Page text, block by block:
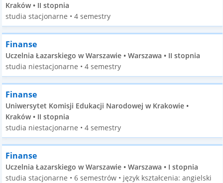
Kraków • II stopnia
studia stacjonarne • 4 semestry
Finanse
Uczelnia Łazarskiego w Warszawie • Warszawa • II stopnia
studia niestacjonarne • 4 semestry
Finanse
Uniwersytet Komisji Edukacji Narodowej w Krakowie •
Kraków • II stopnia
studia niestacjonarne • 4 semestry
Finanse
Uczelnia Łazarskiego w Warszawie • Warszawa • I stopnia
studia stacjonarne • 6 semestrów • język kształcenia: angielski